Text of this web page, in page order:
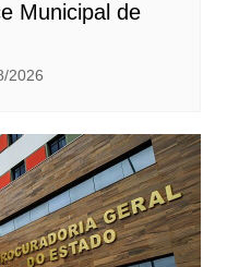
Municipal de
2026